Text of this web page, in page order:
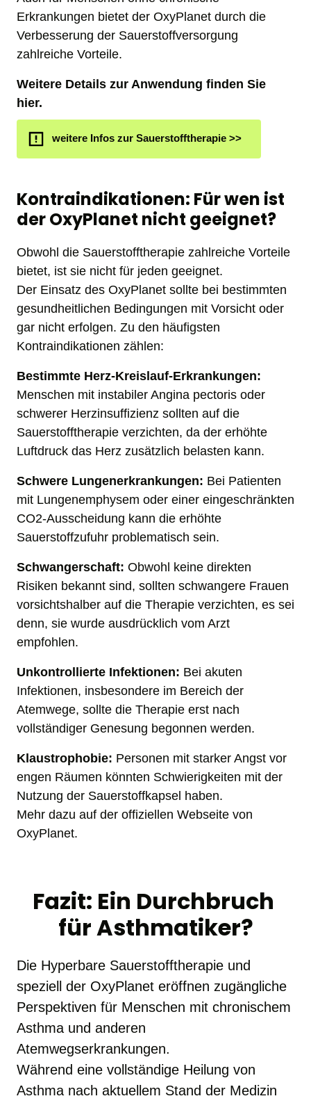
Erkrankungen bietet der OxyPlanet durch die
Verbesserung der Sauerstoffversorgung
zahlreiche Vorteile.
Weitere Details zur Anwendung finden Sie
hier.
weitere Infos zur Sauerstofftherapie >>
Kontraindikationen: Für wen ist
der OxyPlanet nicht geeignet?
Obwohl die Sauerstofftherapie zahlreiche Vorteile
bietet, ist sie nicht für jeden geeignet.
Der Einsatz des OxyPlanet sollte bei bestimmten
gesundheitlichen Bedingungen mit Vorsicht oder
gar nicht erfolgen. Zu den häufigsten
Kontraindikationen zählen:
Bestimmte Herz-Kreislauf-Erkrankungen:
Menschen mit instabiler Angina pectoris oder
schwerer Herzinsuffizienz sollten auf die
Sauerstofftherapie verzichten, da der erhöhte
Luftdruck das Herz zusätzlich belasten kann.
Schwere Lungenerkrankungen: Bei Patienten
mit Lungenemphysem oder einer eingeschränkten
CO2-Ausscheidung kann die erhöhte
Sauerstoffzufuhr problematisch sein.
Schwangerschaft: Obwohl keine direkten
Risiken bekannt sind, sollten schwangere Frauen
vorsichtshalber auf die Therapie verzichten, es sei
denn, sie wurde ausdrücklich vom Arzt
empfohlen.
Unkontrollierte Infektionen: Bei akuten
Infektionen, insbesondere im Bereich der
Atemwege, sollte die Therapie erst nach
vollständiger Genesung begonnen werden.
Klaustrophobie: Personen mit starker Angst vor
engen Räumen könnten Schwierigkeiten mit der
Nutzung der Sauerstoffkapsel haben.
Mehr dazu auf der offiziellen Webseite von
OxyPlanet.
Fazit: Ein Durchbruch
für Asthmatiker?
Die Hyperbare Sauerstofftherapie und
speziell der OxyPlanet eröffnen zugängliche
Perspektiven für Menschen mit chronischem
Asthma und anderen
Atemwegserkrankungen.
Während eine vollständige Heilung von
Asthma nach aktuellem Stand der Medizin